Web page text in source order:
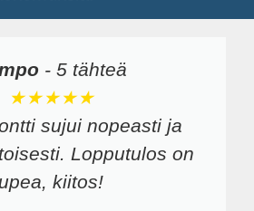
- 5 tähteä
★★★★★
sujui nopeasti ja
Lopputulos on
upea, kiitos!